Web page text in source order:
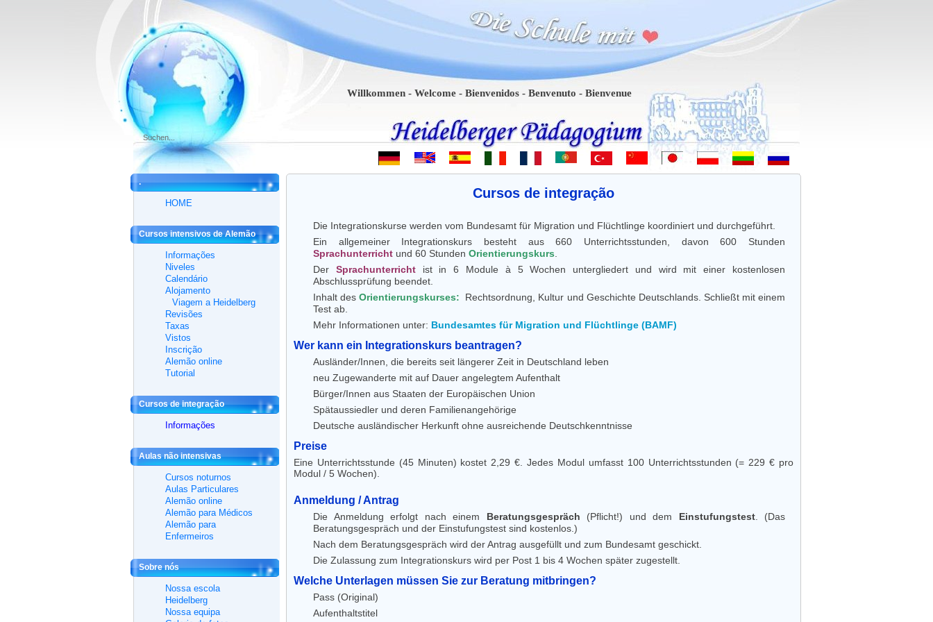
Willkommen - Welcome - Bienvenidos - Benvenuto - Bienvenue - Bem-vindo - Hoş geldiniz! - 欢迎 - ようこそ - Witamy - Sveiki atvykę
.
HOME
Cursos intensivos de Alemão
Informações
Niveles
Calendário
Alojamento
Viagem a Heidelberg
Revisões
Taxas
Vistos
Inscrição
Alemão online
Tutorial
Cursos de integração
Informações
Aulas não intensivas
Cursos noturnos
Aulas Particulares
Alemão online
Alemão para Médicos
Alemão para
Enfermeiros
Sobre nós
Nossa escola
Heidelberg
Nossa equipa
Cursos de integração
Die Integrationskurse werden vom Bundesamt für Migration und Flüchtlinge koordiniert und durchgeführt.
Ein allgemeiner Integrationskurs besteht aus 660 Unterrichtsstunden, davon 600 Stunden
Sprachunterricht und 60 Stunden Orientierungskurs
Der Sprachunterrichtist in 6 Module à 5 Wochen untergliedert und wird mit einer kostenlosen
Abschlussprüfung beendet.
Inhalt desOrientierungskurses:
Rechtsordnung, Kultur und Geschichte Deutschlands. Schließt mit einem
Test ab.
Mehr Informationen unter: Bundesamtes für Migration und Flüchtlinge (BAMF)
Wer kann ein Integrationskurs beantragen?
Ausländer/Innen, die bereits seit längerer Zeit in Deutschland leben
neu Zugewanderte mit auf Dauer angelegtem Aufenthalt
Bürger/Innen aus Staaten der Europäischen Union
Spätaussiedler und deren Familienangehörige
Deutsche ausländischer Herkunft ohne ausreichende Deutschkenntnisse
Preise
Eine Unterrichtsstunde (45 Minuten) kostet 2,29 €. Jedes Modul umfasst 100 Unterrichtsstunden (= 229 € pro
Modul / 5 Wochen).
Anmeldung / Antrag
Die Anmeldung erfolgt nach einem Beratungsgespräch (Pflicht!) und dem Einstufungstest. (Das
Beratungsgespräch und der Einstufungstest sind kostenlos.)
Nach dem Beratungsgespräch wird der Antrag ausgefüllt und zum Bundesamt geschickt.
Die Zulassung zum Integrationskurs wird per Post 1 bis 4 Wochen später zugestellt.
Welche Unterlagen müssen Sie zur Beratung mitbringen?
Pass (Original)
Aufenthaltstitel